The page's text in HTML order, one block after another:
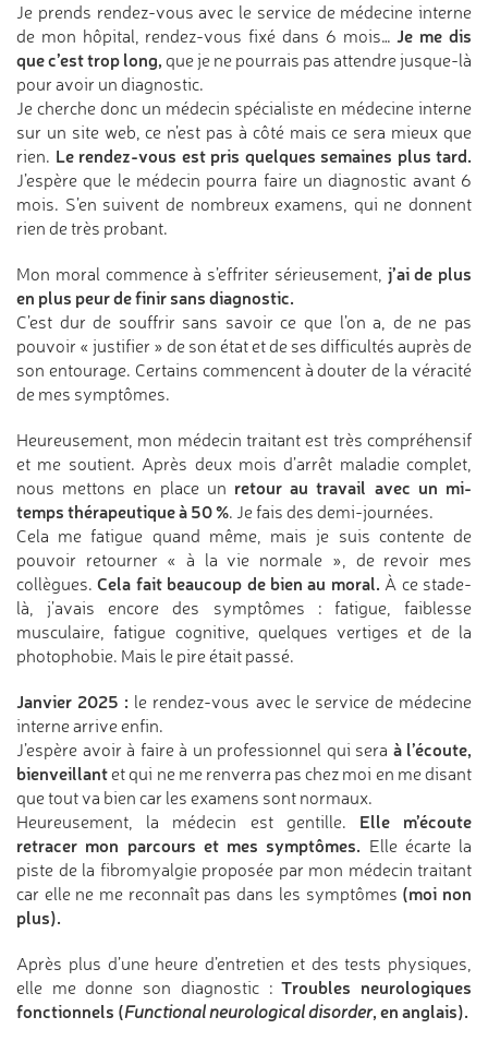
Je prends rendez-vous avec le service de médecine interne
de mon hôpital, rendez-vous fixé dans 6 mois…Je me dis
que c’est trop long, que je ne pourrais pas attendre jusque-là
pour avoir un diagnostic.
Je cherche donc un médecin spécialiste en médecine interne
sur un site web, ce n’est pas à côté mais ce sera mieux que
rien. Le rendez-vous est pris quelques semaines plus tard.
J’espère que le médecin pourra faire un diagnostic avant 6
mois. S’en suivent de nombreux examens, qui ne donnent
rien de très probant.
Mon moral commence à s’effriter sérieusement, j’ai de plus
en plus peur de finir sans diagnostic.
C’est dur de souffrir sans savoir ce que l’on a, de ne pas
pouvoir « justifier » de son état et de ses difficultés auprès de
son entourage. Certains commencent à douter de la véracité
de mes symptômes.
Heureusement, mon médecin traitant est très compréhensif
et me soutient. Après deux mois d’arrêt maladie complet,
nous mettons en place un retour au travail avec un mi-
temps thérapeutique à 50 %. Je fais des demi-journées.
Cela me fatigue quand même, mais je suis contente de
pouvoir retourner « à la vie normale », de revoir mes
collègues.Cela fait beaucoup de bien au moral. À ce stade-
là, j’avais encore des symptômes : fatigue, faiblesse
musculaire, fatigue cognitive, quelques vertiges et de la
photophobie. Mais le pire était passé.
Janvier 2025 : le rendez-vous avec le service de médecine
interne arrive enfin.
J’espère avoir à faire à un professionnel qui sera à l’écoute,
bienveillantet qui ne me renverra pas chez moi en me disant
que tout va bien car les examens sont normaux.
Heureusement, la médecin est gentille. Elle m’écoute
retracer mon parcours et mes symptômes. Elle écarte la
piste de la fibromyalgie proposée par mon médecin traitant
car elle ne me reconnaît pas dans les symptômes (moi non
plus).
Après plus d’une heure d’entretien et des tests physiques,
elle me donne son diagnostic :Troubles neurologiques
fonctionnels (Functional neurological disorder, en anglais).